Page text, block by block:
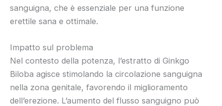
sanguigna, che è essenziale per una funzione
erettile sana e ottimale.
Impatto sul problema
Nel contesto della potenza, l’estratto di Ginkgo
Biloba agisce stimolando la circolazione sanguigna
nella zona genitale, favorendo il miglioramento
dell’erezione. L’aumento del flusso sanguigno può